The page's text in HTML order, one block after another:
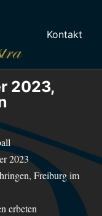
Kontakt
2023,
2023
Freiburg im
erbeten